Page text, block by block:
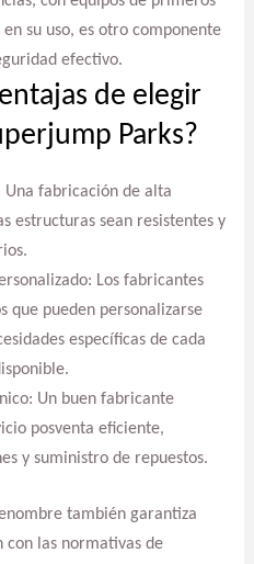
su uso, es otro componente
efectivo.
de elegir
Parks?
fabricación de alta
estructuras sean resistentes y
Los fabricantes
que pueden personalizarse
específicas de cada
Un buen fabricante
posventa eficiente,
y suministro de repuestos.
también garantiza
con las normativas de